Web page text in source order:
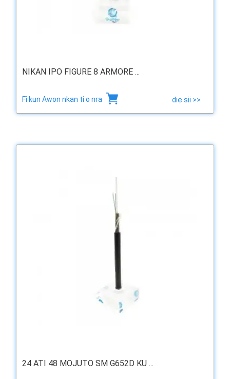
NIKAN IPO FIGURE 8 ARMORE ...
Fi kun Awon nkan ti o nra diẹ sii >>
24 ATI 48 MOJUTO SM G652D KU ...